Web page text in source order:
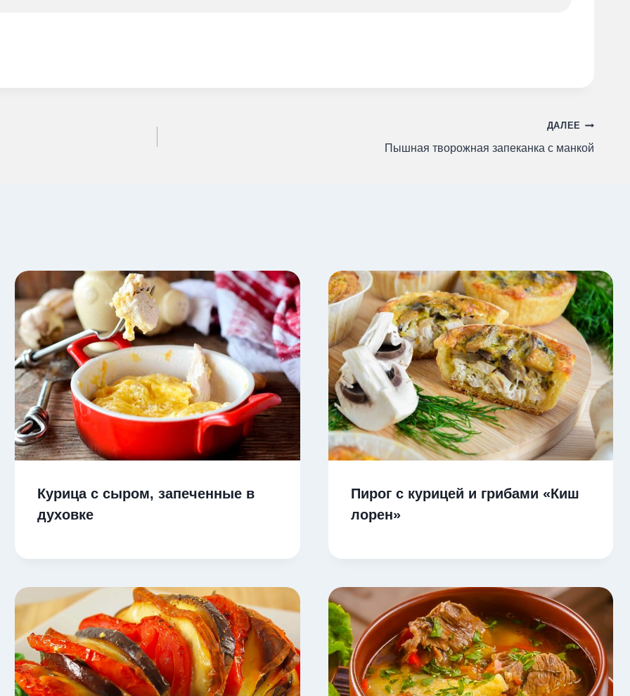
ДАЛЕЕ
Пышная творожная запеканка с манкой
Курица с сыром, запеченные в
духовке
Пирог с курицей и грибами «Киш
лорен»